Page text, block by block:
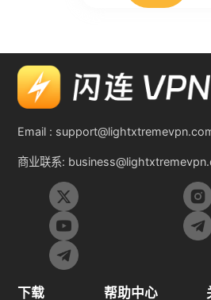
Email :
商业联系:
下载 帮助中心